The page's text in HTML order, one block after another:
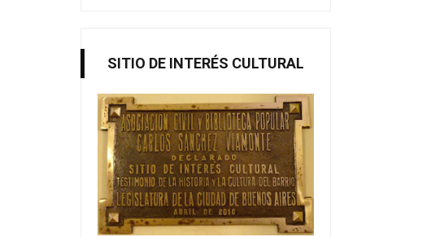
SITIO DE INTERÉS CULTURAL